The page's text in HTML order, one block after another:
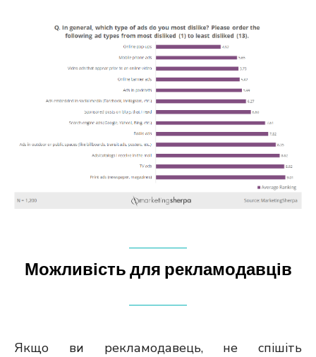
Можливість для рекламодавців
Якщо ви рекламодавець, не спішіть